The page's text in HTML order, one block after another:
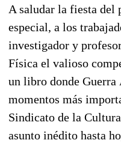
A saludar la fiesta del
especial, a los
investigador y
Física el valioso
un libro donde Guerra
momentos más
Sindicato de la
asunto inédito hasta